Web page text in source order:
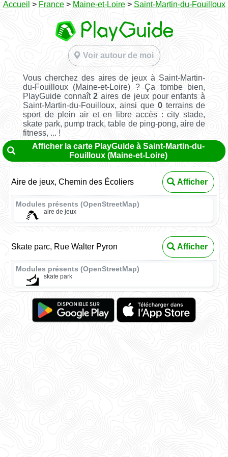
Accueil > France> Maine-et-Loire> Saint-Martin-du-Fouilloux
Voir autour de moi
Vous cherchez des aires de jeux à Saint-Martin-
du-Fouilloux (Maine-et-Loire) ? Ça tombe bien,
PlayGuide connaît2 aires de jeux pour enfants à
Saint-Martin-du-Fouilloux, ainsi que 0terrains de
sport de plein air et en libre accès : city stade,
skate park, pump track, table de ping-pong, aire de
fitness, ... !
Afficher la carte PlayGuide à Saint-Martin-du-
Fouilloux (Maine-et-Loire)
Aire de jeux, Chemin des Écoliers Afficher
Modules présents (OpenStreetMap)
aire de jeux
Skate parc, Rue Walter Pyron Afficher
Modules présents (OpenStreetMap)
skate park